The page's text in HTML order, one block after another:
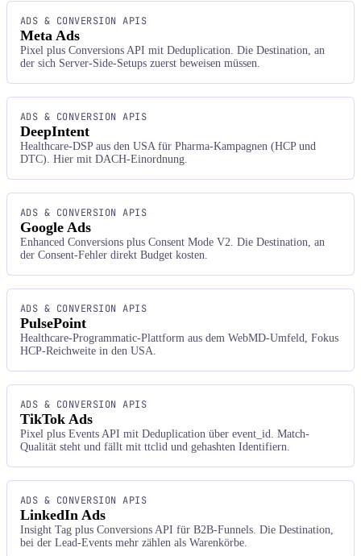
ADS & CONVERSION APIS
Meta Ads
Pixel plus Conversions API mit Deduplication. Die Destination, an
der sich Server-Side-Setups zuerst beweisen müssen.
ADS & CONVERSION APIS
DeepIntent
Healthcare-DSP aus den USA für Pharma-Kampagnen (HCP und
DTC). Hier mit DACH-Einordnung.
ADS & CONVERSION APIS
Google Ads
Enhanced Conversions plus Consent Mode V2. Die Destination, an
der Consent-Fehler direkt Budget kosten.
ADS & CONVERSION APIS
PulsePoint
Healthcare-Programmatic-Plattform aus dem WebMD-Umfeld, Fokus
HCP-Reichweite in den USA.
ADS & CONVERSION APIS
TikTok Ads
Pixel plus Events API mit Deduplication über event_id. Match-
Qualität steht und fällt mit ttclid und gehashten Identifiern.
ADS & CONVERSION APIS
LinkedIn Ads
Insight Tag plus Conversions API für B2B-Funnels. Die Destination,
bei der Lead-Events mehr zählen als Warenkörbe.